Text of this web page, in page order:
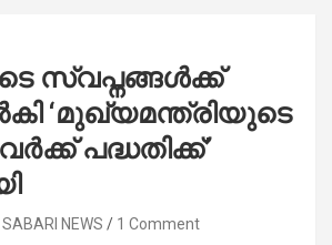
സ്വപ്നങ്ങൾക്ക്
‘മുഖ്യമന്ത്രിയുടെ
പദ്ധതിക്ക്’
SABARI NEWS 1 Comment